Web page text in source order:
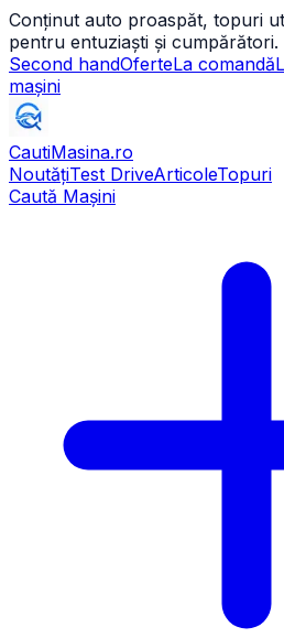
Conținut auto proaspăt, topuri
pentru entuziaști și cumpărători.
Second handOferteLa comandă
mașini
CautiMasina.ro
NoutățiTest DriveArticoleTopuri
Caută Mașini